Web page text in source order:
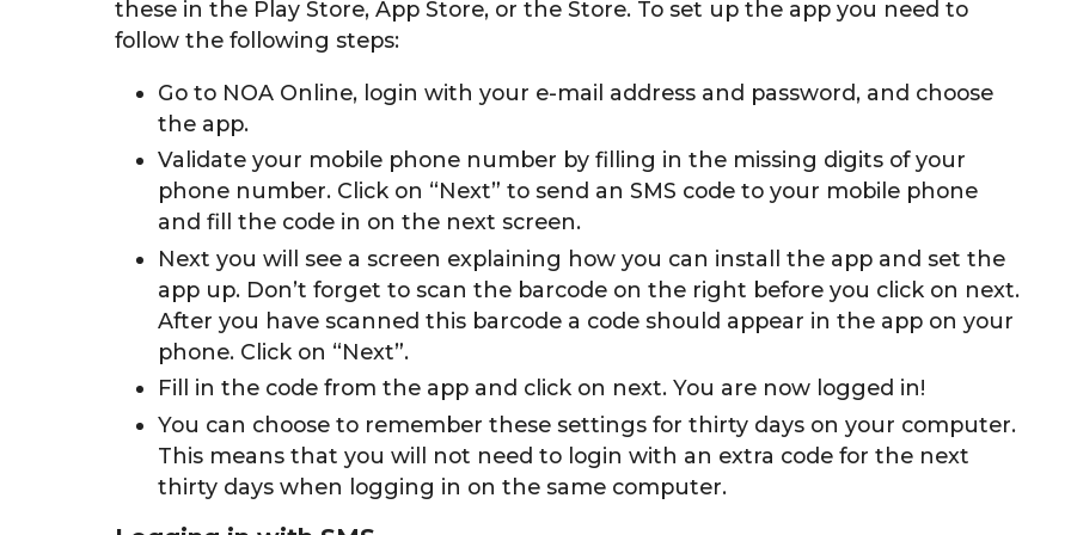
these in the Play Store, App Store, or the Store. To set up the app you need to
follow the following steps:
Go to NOA Online, login with your e-mail address and password, and choose
the app.
Validate your mobile phone number by filling in the missing digits of your
phone number. Click on “Next” to send an SMS code to your mobile phone
and fill the code in on the next screen.
Next you will see a screen explaining how you can install the app and set the
app up. Don’t forget to scan the barcode on the right before you click on next.
After you have scanned this barcode a code should appear in the app on your
phone. Click on “Next”.
Fill in the code from the app and click on next. You are now logged in!
You can choose to remember these settings for thirty days on your computer.
This means that you will not need to login with an extra code for the next
thirty days when logging in on the same computer.